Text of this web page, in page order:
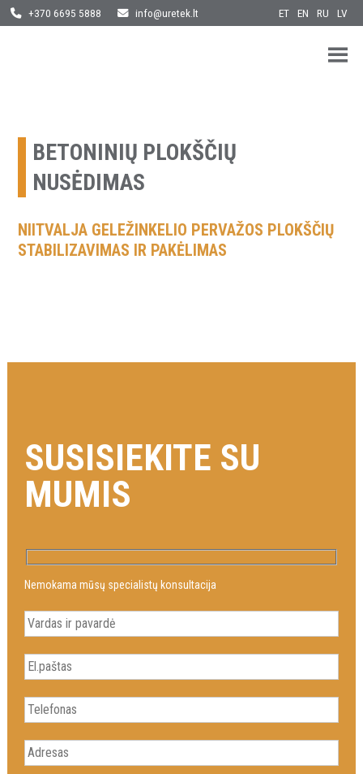
content
+370 6695 5888 info@uretek.lt ET EN RU LV
BETONINIŲ PLOKŠČIŲ
NUSĖDIMAS
NIITVALJA GELEŽINKELIO PERVAŽOS PLOKŠČIŲ
STABILIZAVIMAS IR PAKĖLIMAS
SUSISIEKITE SU
MUMIS
Nemokama mūsų specialistų konsultacija